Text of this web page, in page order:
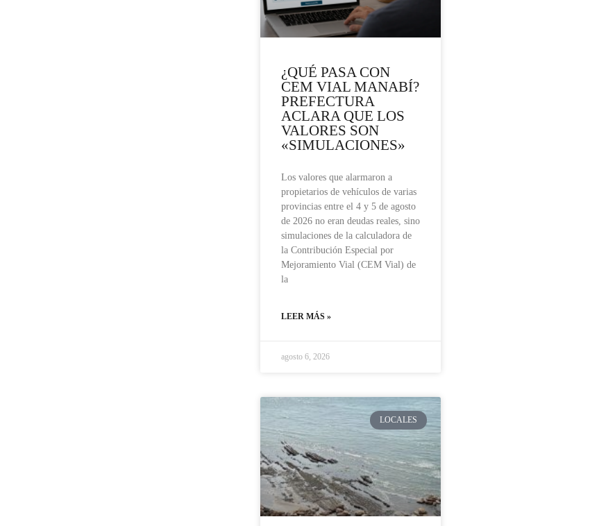
¿QUÉ PASA CON
CEM VIAL MANABÍ?
PREFECTURA
ACLARA QUE LOS
VALORES SON
«SIMULACIONES»
Los valores que alarmaron a
propietarios de vehículos de varias
provincias entre el 4 y 5 de agosto
de 2026 no eran deudas reales, sino
simulaciones de la calculadora de
la Contribución Especial por
Mejoramiento Vial (CEM Vial) de
la
LEER MÁS »
agosto 6, 2026
LOCALES